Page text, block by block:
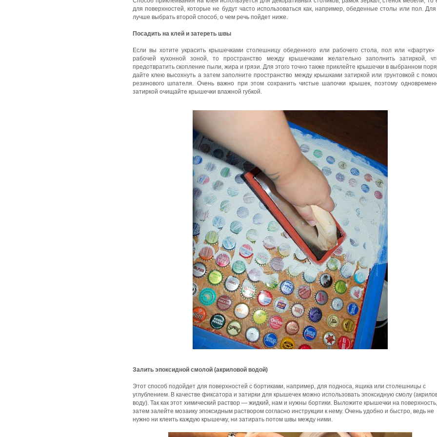
для поверхностей, которые не будут часто использоваться как, например, обеденные столы или пол.
лучше выбрать второй способ, о чем речь пойдет ниже.
Посадить на клей и затереть швы
Если вы хотите украсить крышечками столешницу обеденного или рабочего стола, пол или «фартук»
рабочей кухонной зоной, то пространство между крышечками желательно заполнить затиркой,
предотвратить скопление пыли, жира и грязи. Для этого точно также приклейте крышечки в выбранном
дайте клею высохнуть а затем заполните пространство между крышками затиркой или грунтовкой с
резинового шпателя. Очень важно при этом сохранить чистые шапочки крышек, поэтому
затиркой очищайте крышечки влажной губкой.
Залить эпоксидной смолой (акриловой водой)
Этот способ подойдет для поверхностей с бортиками, например, для подноса, ящика или столешницы с
углублением. В качестве фиксатора и затирки для крышечек можно использовать эпоксидную смолу
воду). Так как этот химический раствор — жидкий, нам и нужны бортики. Выложите крышечки на
затем залейте мозаику эпоксидным раствором согласно инструкции к нему. Очень удобно и быстро, ведь не
нужно ни клеить каждую крышечку, ни затирать потом швы между ними.